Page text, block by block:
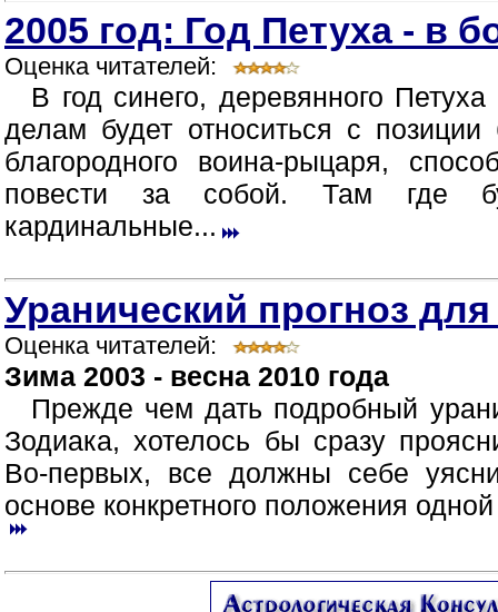
2005 год: Год Петуха - в
Оценка читателей:
В год синего, деревянного
делам будет относиться с позиции
благородного воина-рыцаря,
повести за собой. Там где
кардинальные...
Уранический прогноз
Оценка читателей:
Зима 2003 - весна 2010 года
Прежде чем дать подробный
Зодиака, хотелось бы сразу
Во-первых, все должны себе
основе конкретного положения